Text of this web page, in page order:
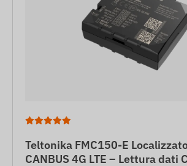
Teltonika FMC150-E
CANBUS 4G LTE – Lettura dati